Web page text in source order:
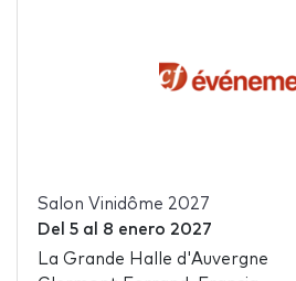
Salon Vinidôme 2027
Del 5al 8 enero 2027
La Grande Halle d'Auvergne